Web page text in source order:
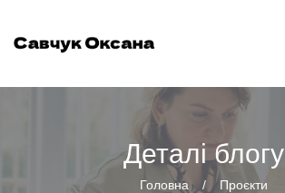
Деталі блогу
Головна
Проєкти